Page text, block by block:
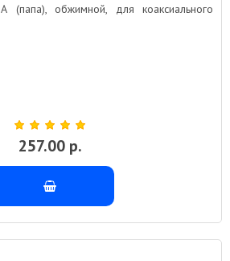
обжимной, для коаксиального
257.00 р.